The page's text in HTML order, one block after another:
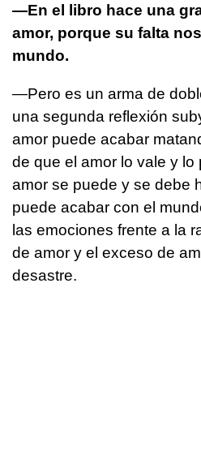
—En el libro hace una
amor, porque su falta
mundo.
—Pero es un arma de
una segunda reflexión
amor puede acabar
de que el amor lo vale y
amor se puede y se debe
puede acabar con el
las emociones frente a la
de amor y el exceso de
desastre.